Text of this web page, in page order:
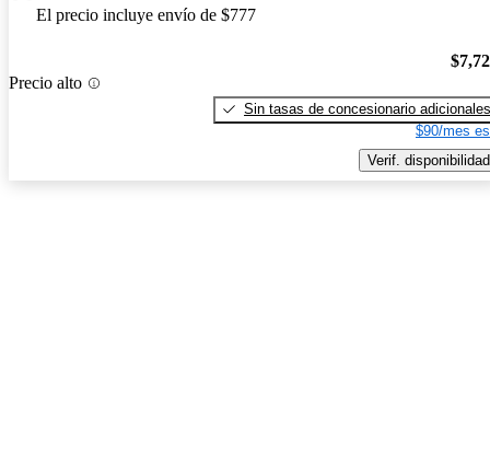
El precio incluye envío de $777
Precio alto
Sin tasas de concesionario adicionales
$90/mes
Verif. disponibilidad